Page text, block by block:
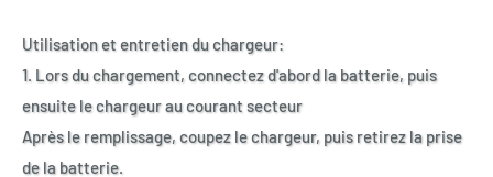
Utilisation et entretien du chargeur:
1. Lors du chargement, connectez d'abord la batterie, puis
ensuite le chargeur au courant secteur
Après le remplissage, coupez le chargeur, puis retirez la prise
de la batterie.